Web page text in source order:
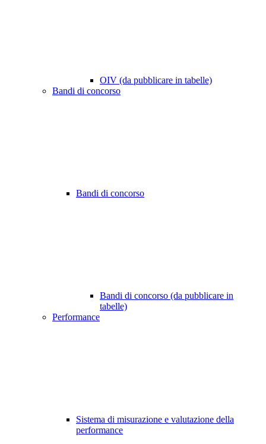
OIV (da pubblicare in tabelle)
Bandi di concorso
Bandi di concorso
Bandi di concorso (da pubblicare in
tabelle)
Performance
Sistema di misurazione e valutazione della
performance